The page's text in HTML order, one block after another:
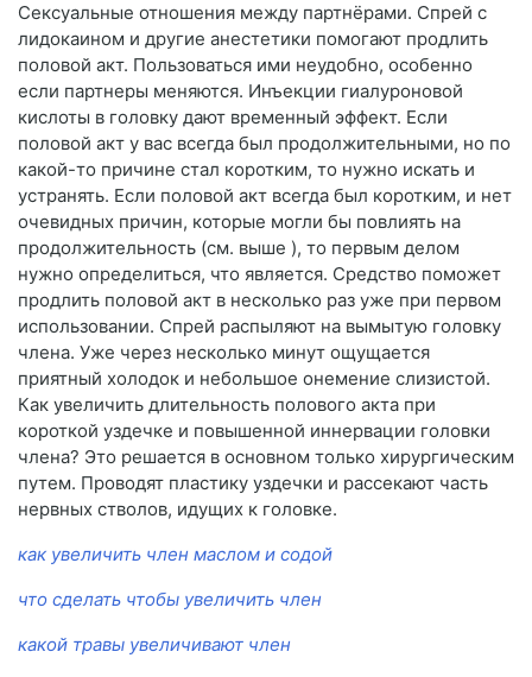
Сексуальные отношения между партнёрами. Спрей с
лидокаином и другие анестетики помогают продлить
половой акт. Пользоваться ими неудобно, особенно
если партнеры меняются. Инъекции гиалуроновой
кислоты в головку дают временный эффект. Если
половой акт у вас всегда был продолжительными, но по
какой-то причине стал коротким, то нужно искать и
устранять. Если половой акт всегда был коротким, и нет
очевидных причин, которые могли бы повлиять на
продолжительность (см. выше ), то первым делом
нужно определиться, что является. Средство поможет
продлить половой акт в несколько раз уже при первом
использовании. Спрей распыляют на вымытую головку
члена. Уже через несколько минут ощущается
приятный холодок и небольшое онемение слизистой.
Как увеличить длительность полового акта при
короткой уздечке и повышенной иннервации головки
члена? Это решается в основном только хирургическим
путем. Проводят пластику уздечки и рассекают часть
нервных стволов, идущих к головке.
как увеличить член маслом и содой
что сделать чтобы увеличить член
какой травы увеличивают член